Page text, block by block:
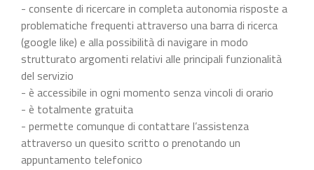
- consente di ricercare in completa autonomia risposte a
problematiche frequenti attraverso una barra di ricerca
(google like) e alla possibilità di navigare in modo
strutturato argomenti relativi alle principali funzionalità
del servizio
- è accessibile in ogni momento senza vincoli di orario
- è totalmente gratuita
- permette comunque di contattare l’assistenza
attraverso un quesito scritto o prenotando un
appuntamento telefonico